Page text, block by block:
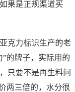
果是正规渠道买
克力标识生产的老
的牌子，实际用的
只要不是再生料问
两三倍的，水分很